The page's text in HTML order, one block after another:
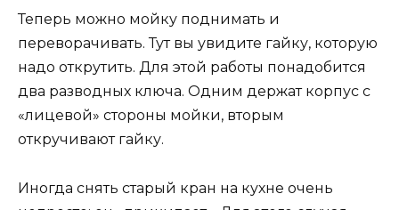
Теперь можно мойку поднимать и
переворачивать. Тут вы увидите гайку, которую
надо открутить. Для этой работы понадобится
два разводных ключа. Одним держат корпус с
«лицевой» стороны мойки, вторым
откручивают гайку.
Иногда снять старый кран на кухне очень